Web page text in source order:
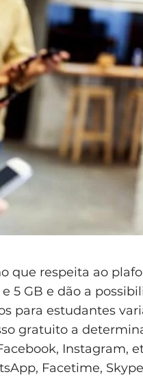
que respeita ao
5 GB e dão a
para estudantes
gratuito a
Instagram,
Facetime,